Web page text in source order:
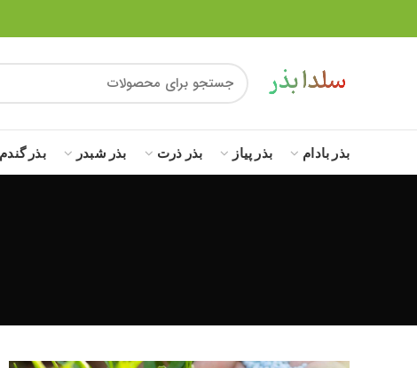
بذر بادام بذر پیاز بذر ذرت بذر شبدر بذر گندم